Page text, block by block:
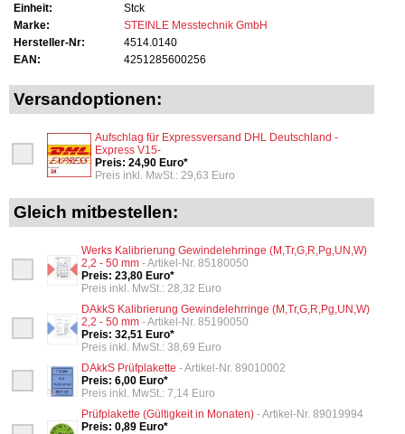
Einheit:
Stck
Marke:
STEINLE Messtechnik GmbH
Hersteller-Nr:
4514.0140
EAN:
4251285600256
Versandoptionen:
Aufschlag für Expressversand DHL Deutschland -
Express V15-
Preis: 24,90 Euro*
Preis inkl. MwSt.: 29,63 Euro
Gleich mitbestellen:
Werks Kalibrierung Gewindelehrringe (M,Tr,G,R,Pg,UN,W)
2,2 - 50 mm - Artikel-Nr. 85180050
Preis: 23,80 Euro*
Preis inkl. MwSt.: 28,32 Euro
DAkkS Kalibrierung Gewindelehrringe (M,Tr,G,R,Pg,UN,W)
2,2 - 50 mm - Artikel-Nr. 85190050
Preis: 32,51 Euro*
Preis inkl. MwSt.: 38,69 Euro
DAkkS Prüfplakette - Artikel-Nr. 89010002
Preis: 6,00 Euro*
Preis inkl. MwSt.: 7,14 Euro
Prüfplakette (Gültigkeit in Monaten) - Artikel-Nr. 89019994
Preis: 0,89 Euro*